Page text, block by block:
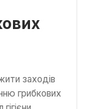
заходів
грибкових